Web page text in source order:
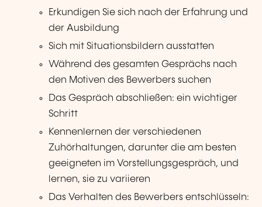
Erkundigen Sie sich nach der Erfahrung und
der Ausbildung
Sich mit Situationsbildern ausstatten
Während des gesamten Gesprächs nach
den Motiven des Bewerbers suchen
Das Gespräch abschließen: ein wichtiger
Schritt
Kennenlernen der verschiedenen
Zuhörhaltungen, darunter die am besten
geeigneten im Vorstellungsgespräch, und
lernen, sie zu variieren
Das Verhalten des Bewerbers entschlüsseln: